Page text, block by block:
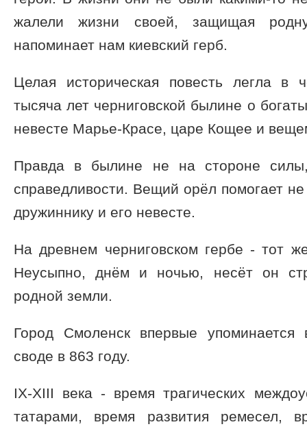
жалели жизни своей, защищая
напоминает нам киевский герб.
Целая историческая повесть легла в
тысяча лет черниговской былине о
невесте Марье-Красе, царе Кощее и
Правда в былине не на стороне
справедливости. Вещий орёл помогает
дружиннику и его невесте.
На древнем черниговском гербе - тот
Неусыпно, днём и ночью, несёт он
родной земли.
Город Смоленск впервые упоминается
своде в 863 году.
IX-XIII века - время трагических
татарами, время развития ремесел,